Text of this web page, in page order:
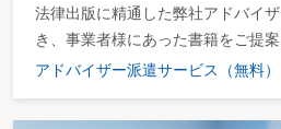
法律出版に精通した弊社アドバイ
き、事業者様にあった書籍をご提
アドバイザー派遣サービス（無料）